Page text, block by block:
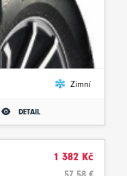
Zimní
DETAIL
1 382 Kč